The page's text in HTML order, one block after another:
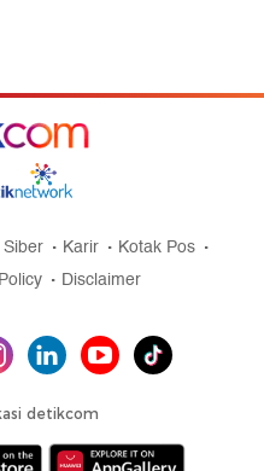
Karir
Kotak Pos
Disclaimer
detikcom